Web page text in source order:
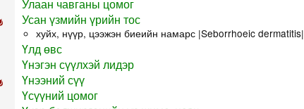
Улаан чавганы цомог
Усан үзмийн үрийн тос
хуйх, нүүр, цээжэн биеийн намарс |Seborrhoeic dermatitis|
Үлд өвс
Үнэгэн сүүлхэй лидэр
Үнээний сүү
Үсүүний цомог